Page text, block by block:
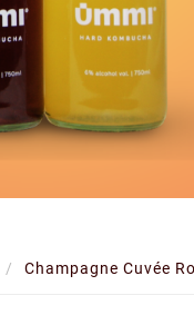
Champagne Cuvée